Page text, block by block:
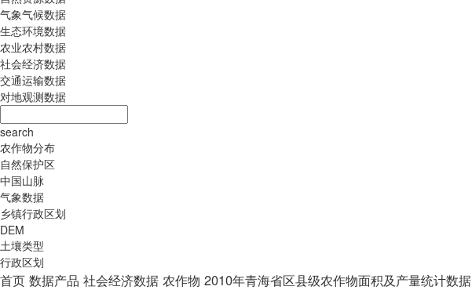
气象气候数据
生态环境数据
农业农村数据
社会经济数据
交通运输数据
对地观测数据
search
农作物分布
自然保护区
中国山脉
气象数据
乡镇行政区划
DEM
土壤类型
行政区划
首页 数据产品 社会经济数据 农作物 2010年青海省区县级农作物面积及产量统计数据